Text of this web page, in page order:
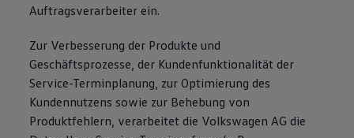
Auftragsverarbeiter ein.
Zur Verbesserung der Produkte und
Geschäftsprozesse, der Kundenfunktionalität der
Service-Terminplanung, zur Optimierung des
Kundennutzens sowie zur Behebung von
Produktfehlern, verarbeitet die Volkswagen AG die